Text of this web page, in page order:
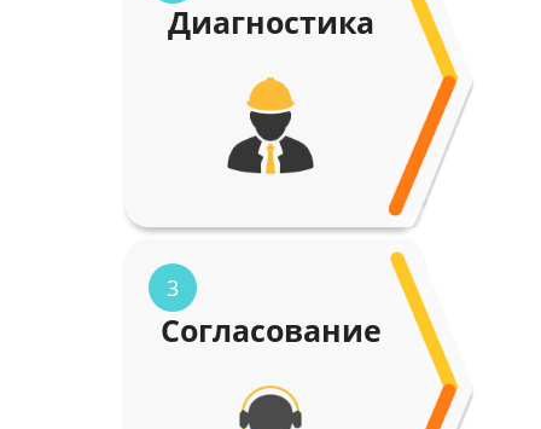
Диагностика
3
Согласование